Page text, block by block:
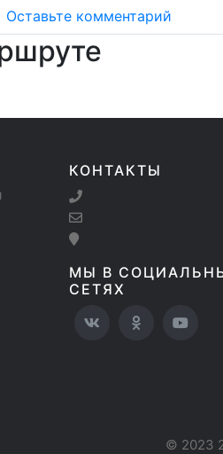
Оставьте комментарий
КОНТАКТЫ
МЫ В
СЕТЯХ
© 2023